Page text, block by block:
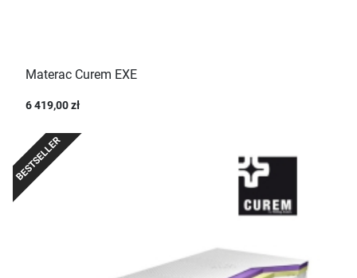
Materac Curem EXE
6 419,00 zł
BESTSELLER